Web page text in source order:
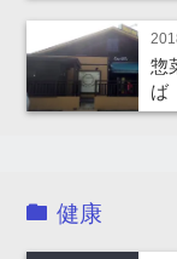
惣
ば
健康